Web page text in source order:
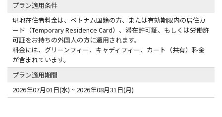
プラン適用条件
現地在住者料金は、ベトナム国籍の方、または有効期限内の居住カ
ード（Temporary Residence Card）、滞在許可証、もしくは労働許
可証をお持ちの外国人の方に適用されます。
料金には、グリーンフィー、キャディフィー、カート（共有）料金
が含まれています。
プラン適用期間
2026年07月01日(水) ~ 2026年08月31日(月)